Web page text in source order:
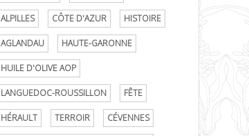
ALPILLES CÔTE D'AZUR HISTOIRE
AGLANDAU HAUTE-GARONNE
HUILE D'OLIVE AOP
LANGUEDOC-ROUSSILLON FÊTE
HÉRAULT TERROIR CÉVENNES